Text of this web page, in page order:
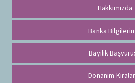
Hakkımızda
Banka
Bayilik
Donanım